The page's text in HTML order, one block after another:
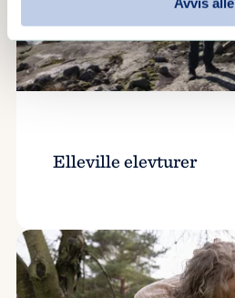
Elleville elevturer